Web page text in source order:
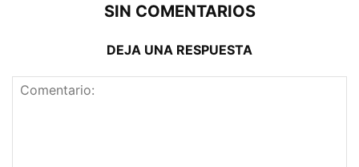
SIN COMENTARIOS
DEJA UNA RESPUESTA